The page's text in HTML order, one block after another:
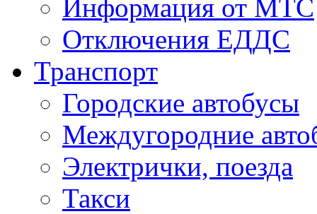
Информация от МТС
Отключения ЕДДС
Транспорт
Городские автобусы
Междугородние
Электрички, поезда
Такси